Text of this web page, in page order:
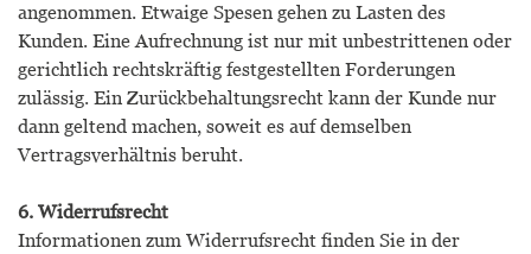
angenommen. Etwaige Spesen gehen zu Lasten des
Kunden. Eine Aufrechnung ist nur mit unbestrittenen oder
gerichtlich rechtskräftig festgestellten Forderungen
zulässig. Ein Zurückbehaltungsrecht kann der Kunde nur
dann geltend machen, soweit es auf demselben
Vertragsverhältnis beruht.
6. Widerrufsrecht
Informationen zum Widerrufsrecht finden Sie in der